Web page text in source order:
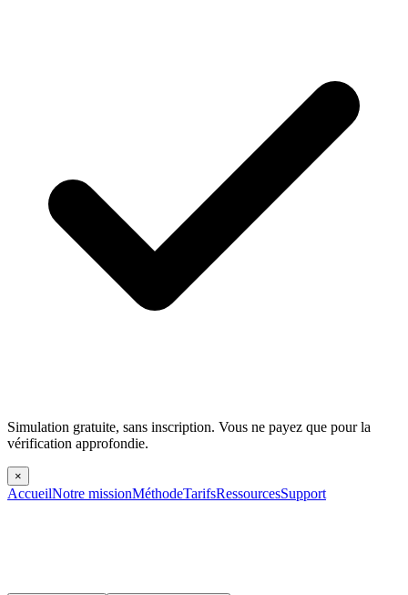
Simulation gratuite, sans inscription. Vous ne payez que pour la
vérification approfondie.
×
AccueilNotre missionMéthodeTarifsRessourcesSupport